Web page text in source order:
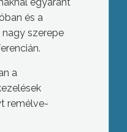
és a
szerepe
a
remélve-